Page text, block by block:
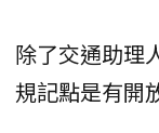
除了交通助理
規記點是有開